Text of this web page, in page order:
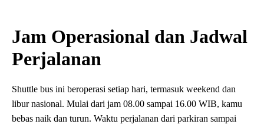
Jam Operasional dan Jadwal
Perjalanan
Shuttle bus ini beroperasi setiap hari, termasuk weekend dan
libur nasional. Mulai dari jam 08.00 sampai 16.00 WIB, kamu
bebas naik dan turun. Waktu perjalanan dari parkiran sampai